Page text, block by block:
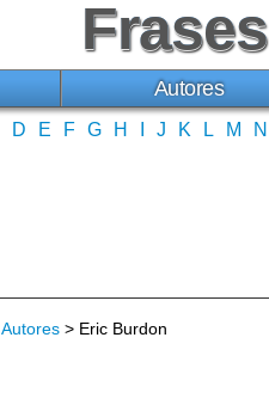
Frases
Autores
D E F G H J K L M N
Autores > Eric Burdon